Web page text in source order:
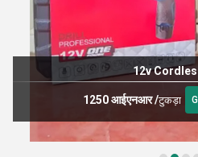
12v
1250 आईएनआर/टुकड़ा